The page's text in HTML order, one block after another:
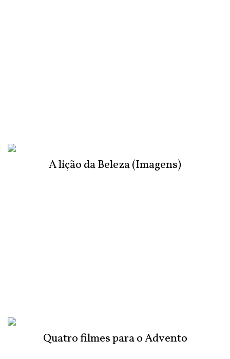
A lição da Beleza (Imagens)
Quatro filmes para o Advento